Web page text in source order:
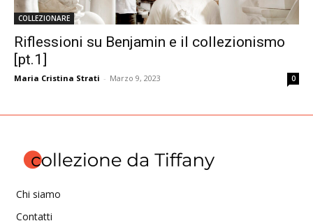
COLLEZIONARE
Riflessioni su Benjamin e il collezionismo
[pt.1]
Maria Cristina Strati - Marzo 9, 2023 0
Chi siamo
Contatti